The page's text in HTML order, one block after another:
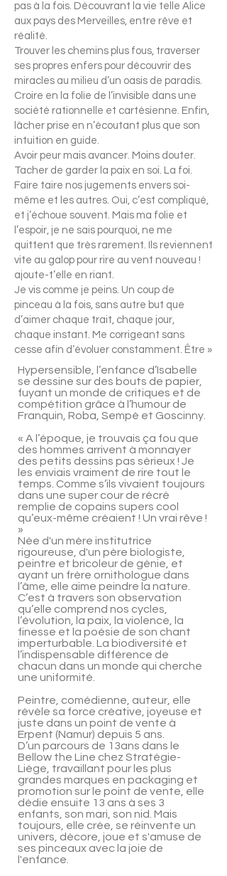
pas à la fois. Découvrant la vie telle Alice
aux pays des Merveilles, entre rêve et
réalité.
Trouver les chemins plus fous, traverser
ses propres enfers pour découvrir des
miracles au milieu d’un oasis de paradis.
Croire en la folie de l’invisible dans une
société rationnelle et cartésienne. Enfin,
lâcher prise en n’écoutant plus que son
intuition en guide.
Avoir peur mais avancer. Moins douter.
Tacher de garder la paix en soi. La foi.
Faire taire nos jugements envers soi-
même et les autres. Oui, c’est compliqué,
et j’échoue souvent. Mais ma folie et
l’espoir, je ne sais pourquoi, ne me
quittent que très rarement. Ils reviennent
vite au galop pour rire au vent nouveau !
ajoute-t’elle en riant.
Je vis comme je peins. Un coup de
pinceau à la fois, sans autre but que
d’aimer chaque trait, chaque jour,
chaque instant. Me corrigeant sans
cesse afin d’évoluer constamment. Être »
Hypersensible, l’enfance d’Isabelle
se dessine sur des bouts de papier,
fuyant un monde de critiques et de
compétition grâce à l’humour de
Franquin, Roba, Sempé et Goscinny.
« A l’époque, je trouvais ça fou que
des hommes arrivent à monnayer
des petits dessins pas sérieux ! Je
les enviais vraiment de rire tout le
temps. Comme s’ils vivaient toujours
dans une super cour de récré
remplie de copains supers cool
qu’eux-même créaient ! Un vrai rêve !
»
Née d'un mère institutrice
rigoureuse, d'un père biologiste,
peintre et bricoleur de génie, et
ayant un frère ornithologue dans
l’âme, elle aime peindre la nature.
C’est à travers son observation
qu’elle comprend nos cycles,
l’évolution, la paix, la violence, la
finesse et la poésie de son chant
imperturbable. La biodiversité et
l’indispensable différence de
chacun dans un monde qui cherche
une uniformité.
Peintre, comédienne, auteur, elle
révèle sa force créative, joyeuse et
juste dans un point de vente à
Erpent (Namur) depuis 5 ans.
D’un parcours de 13ans dans le
Bellow the Line chez Stratégie-
Liège, travaillant pour les plus
grandes marques en packaging et
promotion sur le point de vente, elle
dédie ensuite 13 ans à ses 3
enfants, son mari, son nid. Mais
toujours, elle crée, se réinvente un
univers, décore, joue et s'amuse de
ses pinceaux avec la joie de
l'enfance.